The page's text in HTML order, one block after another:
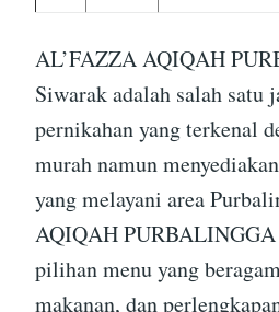
AL’FAZZA AQIQAH
Siwarak adalah salah satu
pernikahan yang terkenal
murah namun
yang melayani area
AQIQAH PURBALINGGA
pilihan menu yang
makanan, dan